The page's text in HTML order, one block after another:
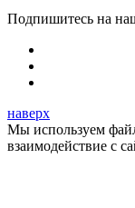
Подпишитесь на
наверх
Мы используем
взаимодействие с